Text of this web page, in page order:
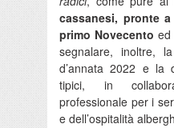
cassanesi, pronte
primo Novecento ed
segnalare, inoltre,
d’annata 2022 e la
tipici, in
professionale per i
e dell’ospitalità